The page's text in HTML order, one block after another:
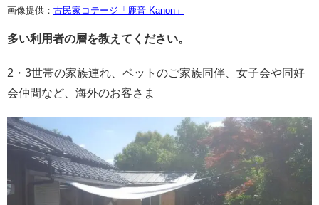
画像提供： 古民家コテージ「鹿音 Kanon」
多い利用者の層を教えてください。
2・3世帯の家族連れ、ペットのご家族同伴、女子会や同好
会仲間など、海外のお客さま